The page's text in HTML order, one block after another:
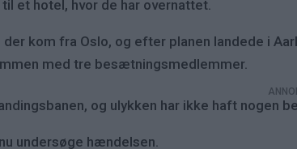
et hotel, hvor de har overnattet.
der kom fra Oslo, og efter planen landede i
med tre besætningsmedlemmer.
og ulykken har ikke haft nogen
undersøge hændelsen.